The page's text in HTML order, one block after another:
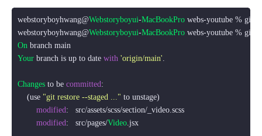
webstoryboyhwang@Webstoryboyui-MacBookPro webs-youtube % git
webstoryboyhwang@Webstoryboyui-MacBookPro
On
Your branch is up to date with 'origin/main'.
Changes to be committed:
    (use
"git restore --staged ..." to unstage)
modified:   src/assets/scss/section/_video.scss
modified:   src/pages/Video.jsx